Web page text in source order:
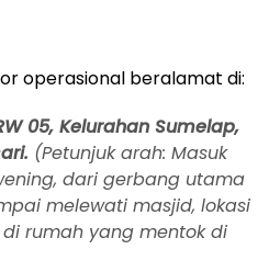
operasional beralamat di:
05, Kelurahan Sumelap,
(Petunjuk arah: Masuk
dari gerbang utama
melewati masjid, lokasi
rumah yang mentok di